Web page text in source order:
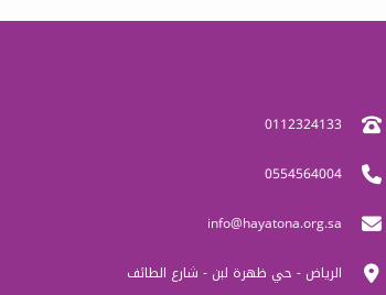
0112324133
0554564004
info@hayatona.org.sa
الرياض - حي ظهرة لبن - شارع الطائف